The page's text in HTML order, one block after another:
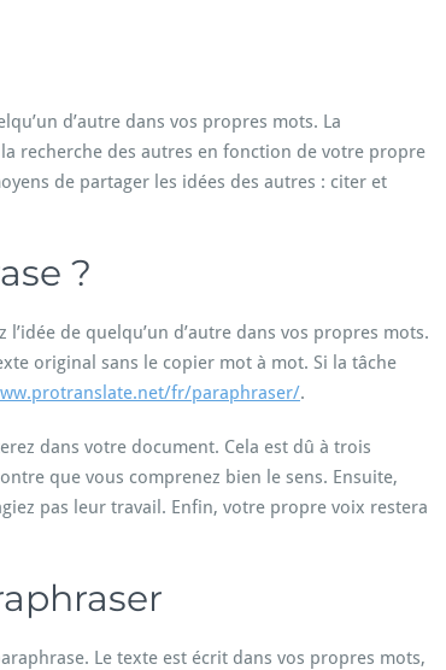
d’autre dans vos propres mots. La
recherche des autres en fonction de votre propre
de partager les idées des autres : citer et
?
de quelqu’un d’autre dans vos propres mots.
original sans le copier mot à mot. Si la tâche
fr/paraphraser/.
dans votre document. Cela est dû à trois
que vous comprenez bien le sens. Ensuite,
pas leur travail. Enfin, votre propre voix restera
Le texte est écrit dans vos propres mots,